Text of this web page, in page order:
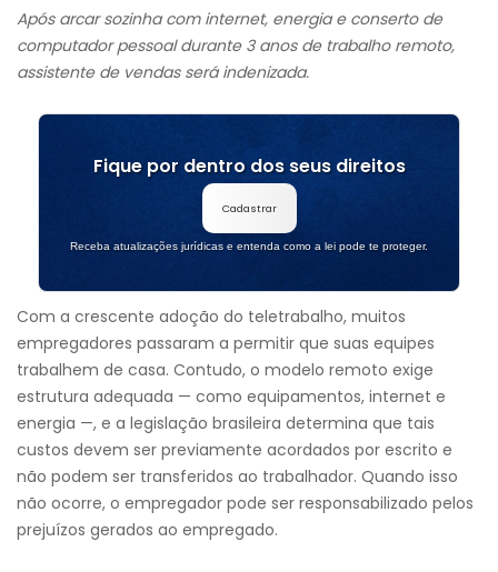
Após arcar sozinha com internet, energia e conserto de
computador pessoal durante 3 anos de trabalho remoto,
assistente de vendas será indenizada.
Fique por dentro dos seus direitos
Cadastrar
Receba atualizações jurídicas e entenda como a lei pode te proteger.
Com a crescente adoção do teletrabalho, muitos
empregadores passaram a permitir que suas equipes
trabalhem de casa. Contudo, o modelo remoto exige
estrutura adequada — como equipamentos, internet e
energia —, e a legislação brasileira determina que tais
custos devem ser previamente acordados por escrito e
não podem ser transferidos ao trabalhador. Quando isso
não ocorre, o empregador pode ser responsabilizado pelos
prejuízos gerados ao empregado.